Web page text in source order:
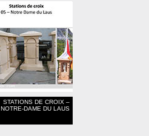
STATIONS DE CROIX –
NOTRE-DAME DU LAUS